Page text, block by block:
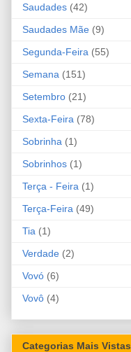
Saudades (42)
Saudades Mãe (9)
Segunda-Feira (55)
Semana (151)
Setembro (21)
Sexta-Feira (78)
Sobrinha (1)
Sobrinhos (1)
Terça - Feira (1)
Terça-Feira (49)
Tia (1)
Verdade (2)
Vovó (6)
Vovô (4)
Categorias Mais Vistas